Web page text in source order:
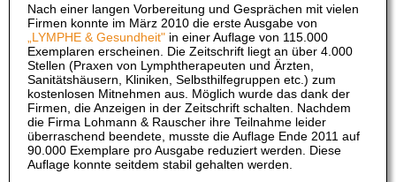
Nach einer langen Vorbereitung und Gesprächen mit vielen
Firmen konnte im März 2010 die erste Ausgabe von
„LYMPHE & Gesundheit" in einer Auflage von 115.000
Exemplaren erscheinen. Die Zeitschrift liegt an über 4.000
Stellen (Praxen von Lymphtherapeuten und Ärzten,
Sanitätshäusern, Kliniken, Selbsthilfegruppen etc.) zum
kostenlosen Mitnehmen aus. Möglich wurde das dank der
Firmen, die Anzeigen in der Zeitschrift schalten. Nachdem
die Firma Lohmann & Rauscher ihre Teilnahme leider
überraschend beendete, musste die Auflage Ende 2011 auf
90.000 Exemplare pro Ausgabe reduziert werden. Diese
Auflage konnte seitdem stabil gehalten werden.